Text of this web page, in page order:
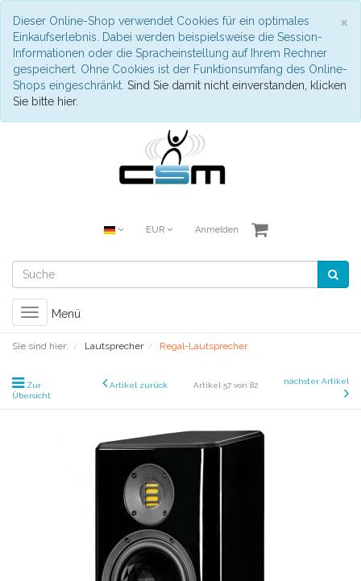
×
Dieser Online-Shop verwendet Cookies für ein optimales
Einkaufserlebnis. Dabei werden beispielsweise die Session-
Informationen oder die Spracheinstellung auf Ihrem Rechner
gespeichert. Ohne Cookies ist der Funktionsumfang des Online-
Shops eingeschränkt. Sind Sie damit nicht einverstanden, klicken
Sie bitte hier.
EUR Anmelden
Toggle
navigation
Menü
Sie sind hier: Lautsprecher Regal-Lautsprecher
Zur
Übersicht
Artikel zurück Artikel 57 von 82 nächster Artikel